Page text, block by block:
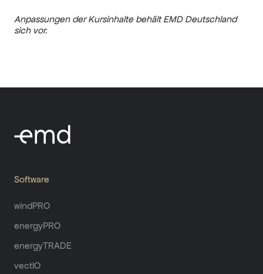
Anpassungen der Kursinhalte behält EMD Deutschland
sich vor.
Software
windPRO
energyPRO
energyTRADE
vectIO